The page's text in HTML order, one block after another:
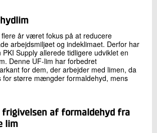
år været fokus på at reducere
arbejdsmiljøet og indeklimaet. Derfor har
PKI Supply allerede tidligere udviklet en
Denne UF-lim har forbedret
for dem, der arbejder med limen, da
større mængder formaldehyd, mens
frigivelsen af formaldehyd fra
lim